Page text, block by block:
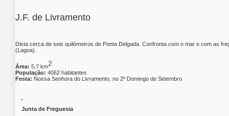
J.F. de Livramento
Dista cerca de seis quilómetros de Ponta Delgada. Confronta com o mar e com as
(Lagoa).
Área: 5,7 km2
População: 4062 habitantes
Festa: Nossa Senhora do Livramento, no 2º Domingo de Setembro
Junta de Freguesia